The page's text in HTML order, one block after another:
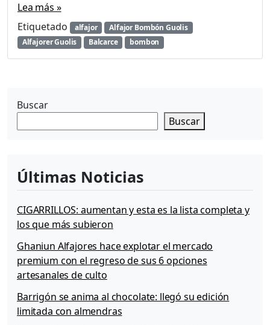
G
Lea más »
Etiquetado
alfajor
Alfajor Bombón Guolis
Alfajorer Guolis
Balcarce bombon
Buscar
Buscar
Últimas Noticias
CIGARRILLOS: aumentan y esta es la lista completa y
los que más subieron
Ghaniun Alfajores hace explotar el mercado
premium con el regreso de sus 6 opciones
artesanales de culto
Barrigón se anima al chocolate: llegó su edición
limitada con almendras